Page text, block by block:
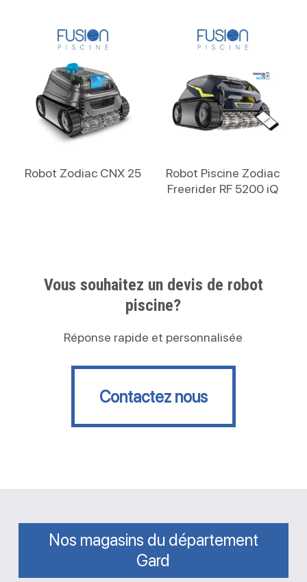
Robot Zodiac CNX 25
Robot Piscine Zodiac
Freerider RF 5200 iQ
Vous souhaitez un devis de robot
piscine?
Réponse rapide et personnalisée
Contactez nous
Contactez nous
Nos magasins du département
Gard